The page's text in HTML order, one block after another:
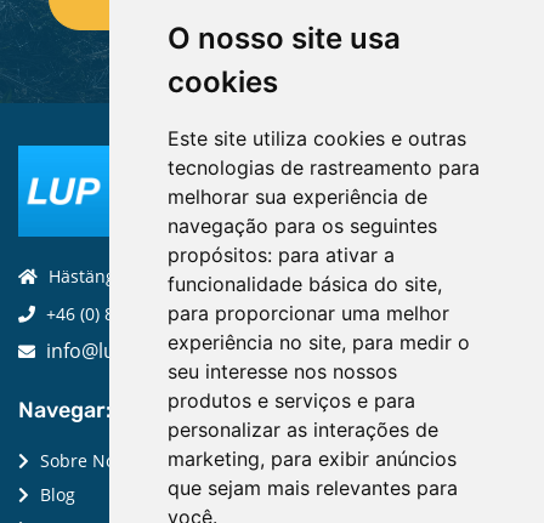
O nosso site usa
cookies
Este site utiliza cookies e outras
tecnologias de rastreamento para
melhorar sua experiência de
navegação para os seguintes
propósitos: para ativar a
funcionalidade básica do site,
para proporcionar uma melhor
experiência no site, para medir o
seu interesse nos nossos
produtos e serviços e para
personalizar as interações de
marketing, para exibir anúncios
que sejam mais relevantes para
você.
Hästängsuddsvägen 19, 184 94, Åkersberga
+46 (0) 8-970 970
info@luptechnologies.com
Navegar:
Sobre Nós
Blog